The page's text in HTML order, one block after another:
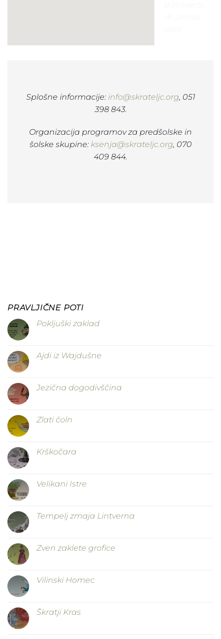
Splošne informacije: info@skrateljc.org, 051
398 843.
Organizacija programov za predšolske in
šolske skupine: ksenja@skrateljc.org, 070
409 844.
PRAVLJIČNE POTI
Pokljuški zaklad
Ajdi iz Wajdušne
Jezična dogodivščina
Zlati čoln
Krškočara
Velikani Istre
Tempelj zmaja Lintverna
Zven zaklete grofice
Vilinski Homec
Škratji Kras